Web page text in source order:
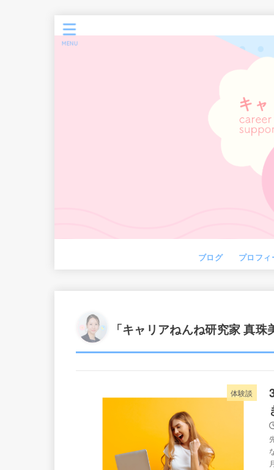
ブログ プロフィ
MENU
「キャリアねんね研究家 真珠
体験談